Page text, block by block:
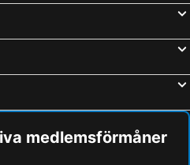
medlemsförmåner